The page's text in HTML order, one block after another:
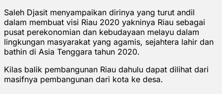
Saleh Djasit menyampaikan dirinya yang turut andil
dalam membuat visi Riau 2020 yakninya Riau sebagai
pusat perekonomian dan kebudayaan melayu dalam
lingkungan masyarakat yang agamis, sejahtera lahir dan
bathin di Asia Tenggara tahun 2020.
Kilas balik pembangunan Riau dahulu dapat dilihat dari
masifnya pembangunan dari kota ke desa.